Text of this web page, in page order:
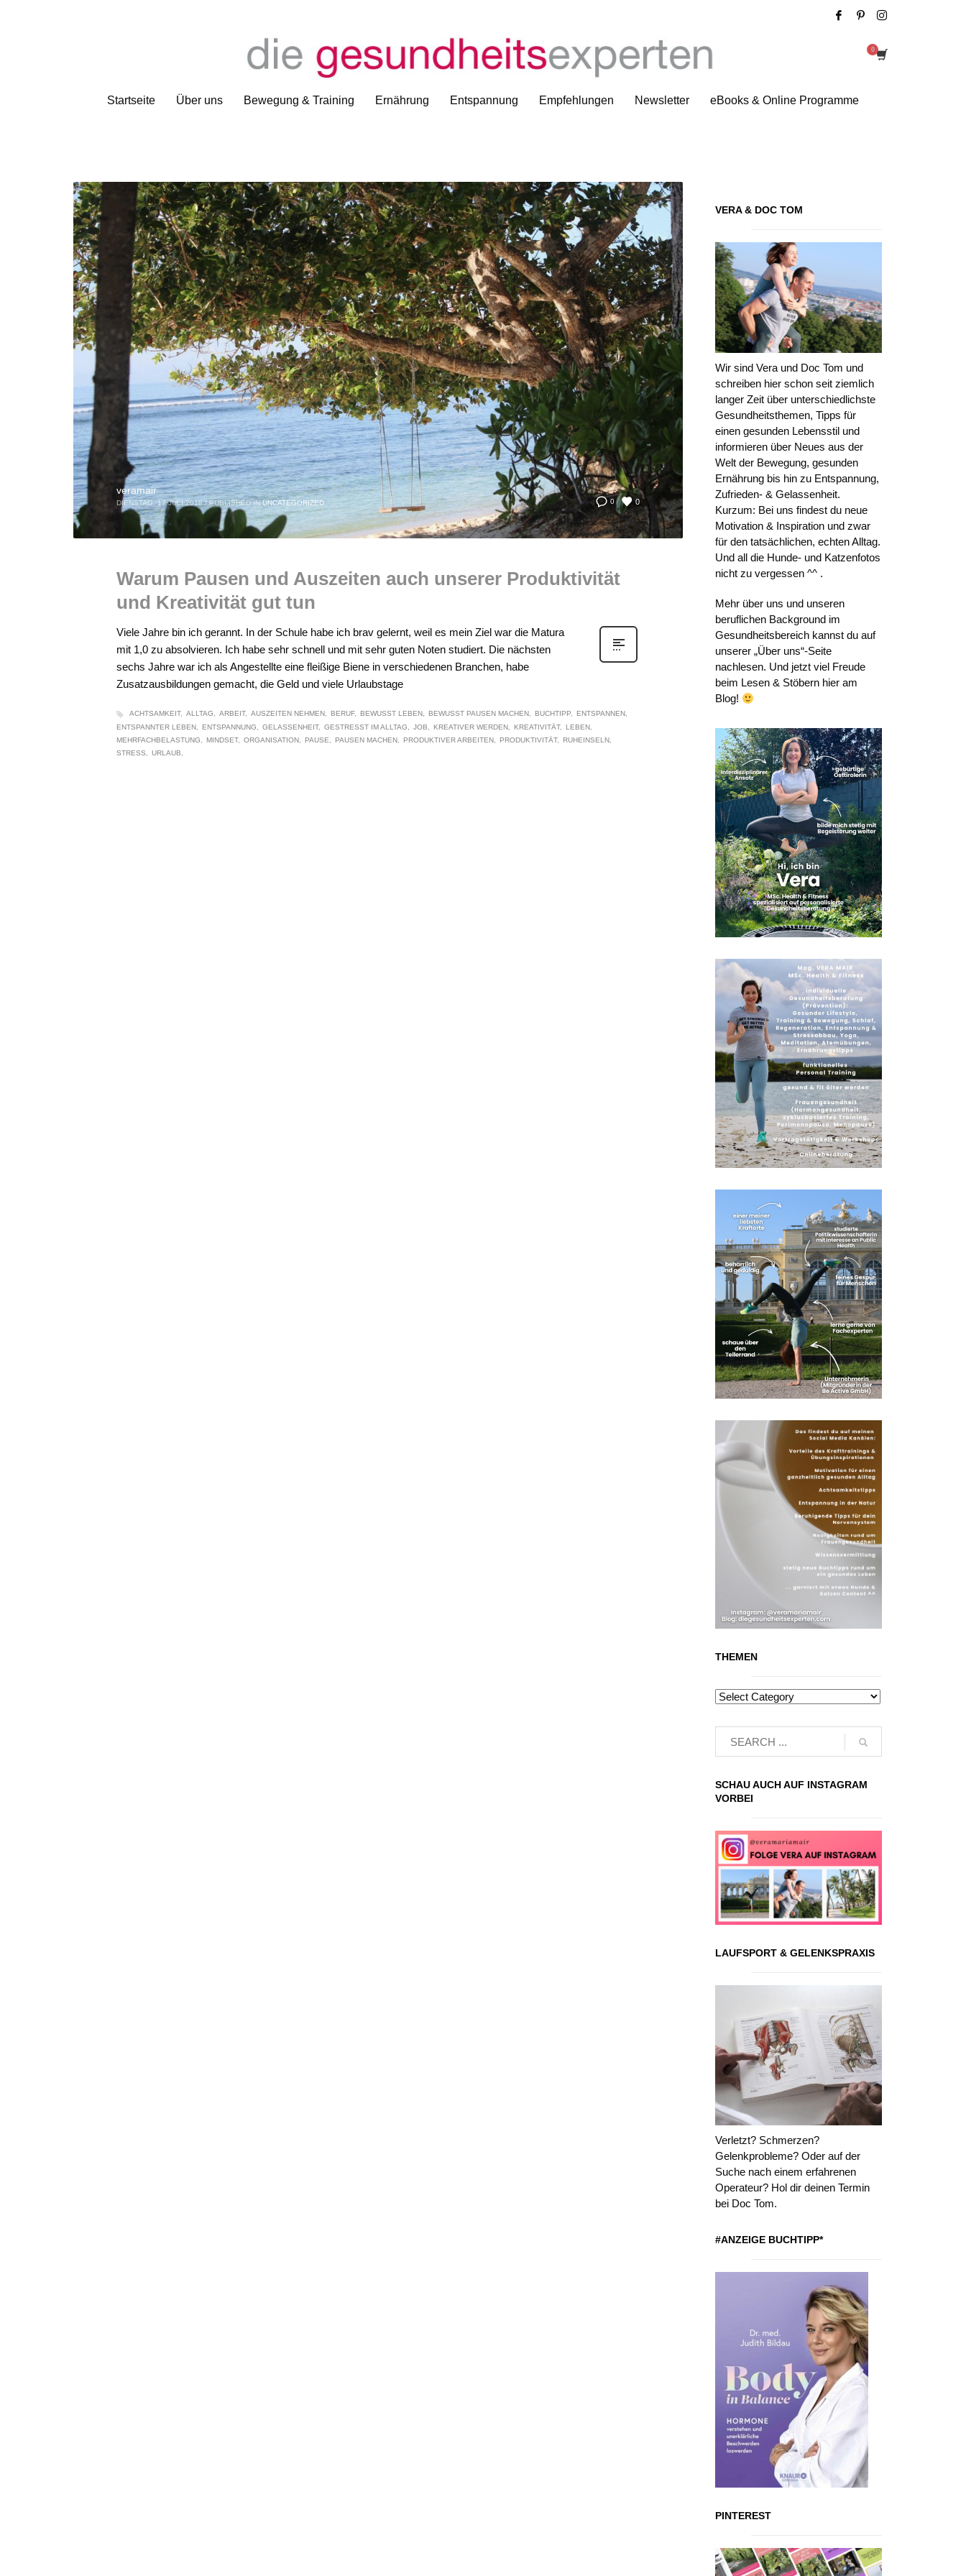
Startseite Über uns Bewegung & Training Ernährung Entspannung Empfehlungen Newsletter eBooks & Online Programme
Tag: gestresst im Alltag
0 0
veramair
DIENSTAG, 17 JULI 2018 / PUBLISHED IN UNCATEGORIZED
Warum Pausen und Auszeiten auch unserer Produktivität
und Kreativität gut tun
Viele Jahre bin ich gerannt. In der Schule habe ich brav gelernt, weil es mein Ziel war die Matura
mit 1,0 zu absolvieren. Ich habe sehr schnell und mit sehr guten Noten studiert. Die nächsten
sechs Jahre war ich als Angestellte eine fleißige Biene in verschiedenen Branchen, habe
Zusatzausbildungen gemacht, die Geld und viele Urlaubstage
ACHTSAMKEIT ALLTAG ARBEIT AUSZEITEN NEHMEN BERUF BEWUSST LEBEN BEWUSST PAUSEN MACHEN BUCHTIPP
ENTSPANNEN
ENTSPANNTER LEBEN
ENTSPANNUNG GELASSENHEIT GESTRESST IM ALLTAG JOB KREATIVER WERDEN KREATIVITÄT
LEBEN
MEHRFACHBELASTUNG
MINDSET ORGANISATION PAUSE PAUSEN MACHEN PRODUKTIVER ARBEITEN PRODUKTIVITÄT
RUHEINSELN
STRESS
URLAUB
VERA & DOC TOM
Wir sind Vera und Doc Tom und
schreiben hier schon seit ziemlich
langer Zeit über unterschiedlichste
Gesundheitsthemen, Tipps für
einen gesunden Lebensstil und
informieren über Neues aus der
Welt der Bewegung, gesunden
Ernährung bis hin zu Entspannung,
Zufrieden- & Gelassenheit.
Kurzum: Bei uns findest du neue
Motivation & Inspiration und zwar
für den tatsächlichen, echten Alltag.
Und all die Hunde- und Katzenfotos
nicht zu vergessen ^^ .
Mehr über uns und unseren
beruflichen Background im
Gesundheitsbereich kannst du auf
unserer „Über uns“-Seite
nachlesen. Und jetzt viel Freude
beim Lesen & Stöbern hier am
Blog!
THEMEN
SCHAU AUCH AUF INSTAGRAM
VORBEI
LAUFSPORT & GELENKSPRAXIS
Verletzt? Schmerzen?
Gelenkprobleme? Oder auf der
Suche nach einem erfahrenen
Operateur? Hol dir deinen Termin
bei Doc Tom.
#ANZEIGE BUCHTIPP*
PINTEREST